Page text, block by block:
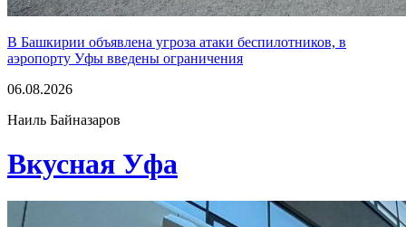
В Башкирии объявлена угроза атаки беспилотников, в
аэропорту Уфы введены ограничения
06.08.2026
Наиль Байназаров
Вкусная Уфа